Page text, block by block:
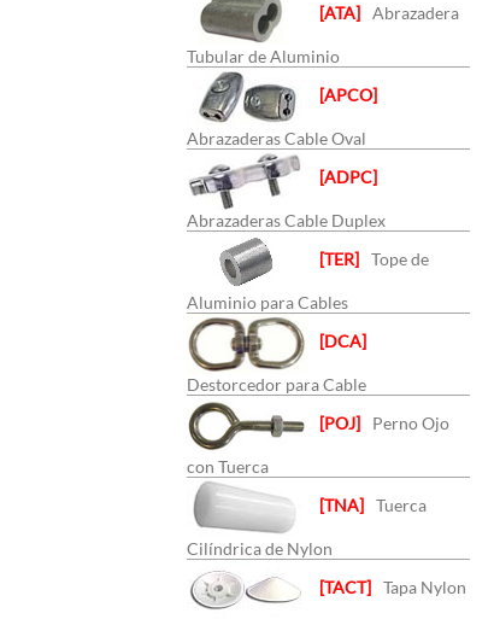
[ATA] Abrazadera
Tubular de Aluminio
[APCO]
Abrazaderas Cable Oval
[ADPC]
Abrazaderas Cable Duplex
[TER] Tope de
Aluminio para Cables
[DCA]
Destorcedor para Cable
[POJ]
Perno Ojo
con Tuerca
[TNA] Tuerca
Cilíndrica de Nylon
[TACT] Tapa Nylon